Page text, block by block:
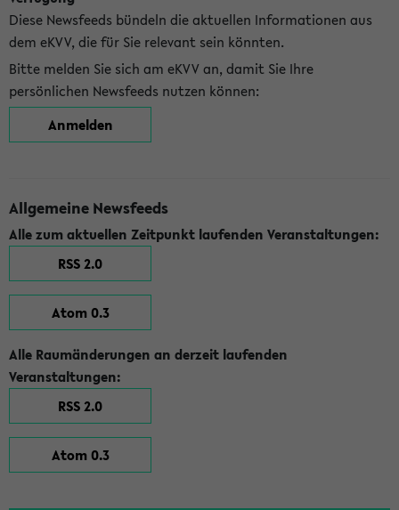
Diese Newsfeeds bündeln die aktuellen Informationen aus
dem eKVV, die für Sie relevant sein könnten.
Bitte melden Sie sich am eKVV an, damit Sie Ihre
persönlichen Newsfeeds nutzen können:
Anmelden
Allgemeine Newsfeeds
Alle zum aktuellen Zeitpunkt laufenden Veranstaltungen:
RSS 2.0
Atom 0.3
Alle Raumänderungen an derzeit laufenden
Veranstaltungen:
RSS 2.0
Atom 0.3